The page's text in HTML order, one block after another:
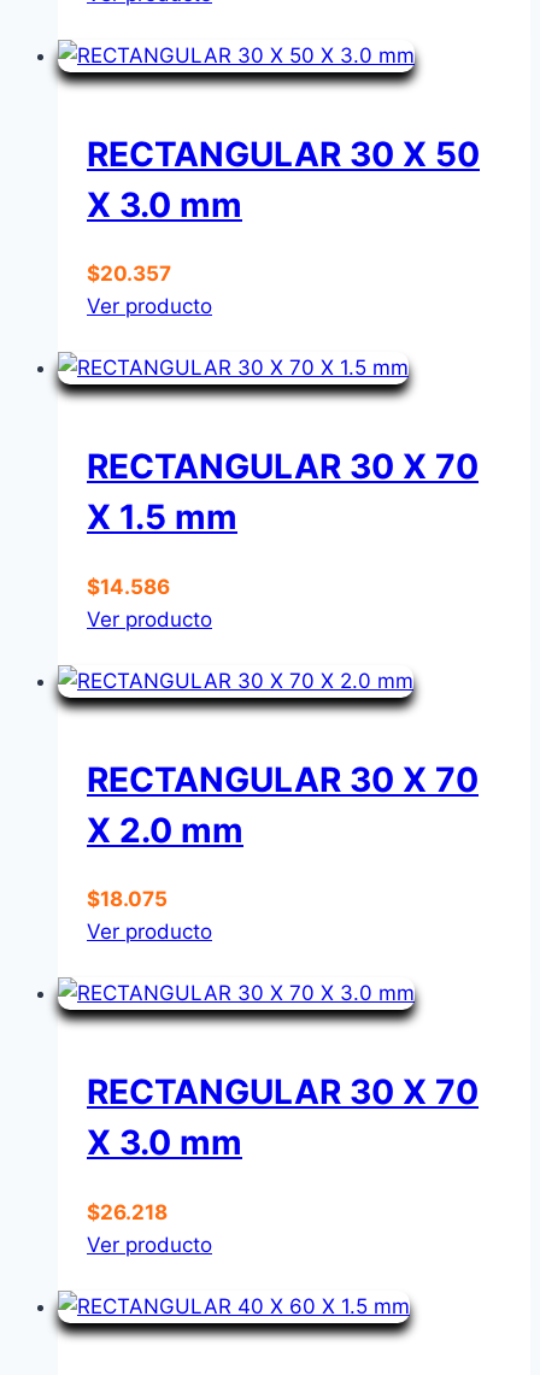
RECTANGULAR 30 X 50
X 3.0 mm
$20.357
Ver producto
RECTANGULAR 30 X 70
X 1.5 mm
$14.586
Ver producto
RECTANGULAR 30 X 70
X 2.0 mm
$18.075
Ver producto
RECTANGULAR 30 X 70
X 3.0 mm
$26.218
Ver producto